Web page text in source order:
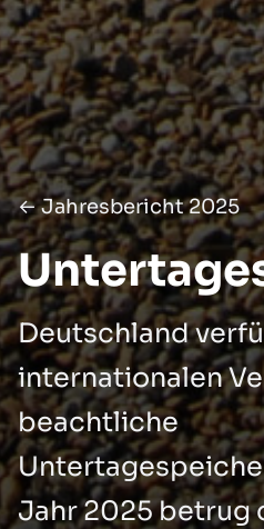
← Jahresbericht 2025
Deutschland
internationalen
beachtliche
Jahr 2025 betrug